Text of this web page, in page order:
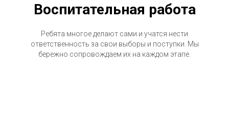
Воспитательная работа
Ребята многое делают сами и учатся нести
ответственность за свои выборы и поступки. Мы
бережно сопровождаем их на каждом этапе.